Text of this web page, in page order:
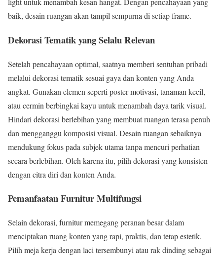
baik, desain ruangan akan tampil sempurna di setiap frame.
Dekorasi Tematik yang Selalu Relevan
Setelah pencahayaan optimal, saatnya memberi sentuhan pribadi
melalui dekorasi tematik sesuai gaya dan konten yang Anda
angkat. Gunakan elemen seperti poster motivasi, tanaman kecil,
atau cermin berbingkai kayu untuk menambah daya tarik visual.
Hindari dekorasi berlebihan yang membuat ruangan terasa penuh
dan mengganggu komposisi visual. Desain ruangan sebaiknya
mendukung fokus pada subjek utama tanpa mencuri perhatian
secara berlebihan. Oleh karena itu, pilih dekorasi yang konsisten
dengan citra diri dan konten Anda.
Pemanfaatan Furnitur Multifungsi
Selain dekorasi, furnitur memegang peranan besar dalam
menciptakan ruang konten yang rapi, praktis, dan tetap estetik.
Pilih meja kerja dengan laci tersembunyi atau rak dinding sebagai